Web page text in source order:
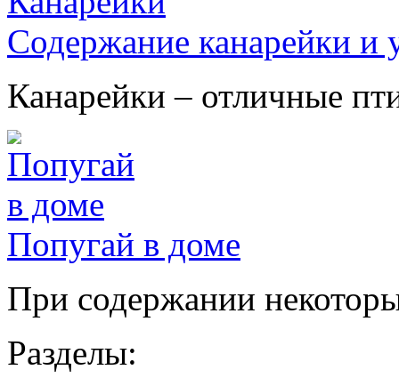
Содержание канарейки и
Канарейки – отличные
Попугай в доме
При содержании
Разделы: